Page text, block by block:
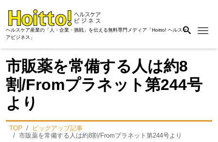
ヘルスケア産業の「人・企業・挑戦」を伝える無料専門メディア「Hoitto! ヘルスケ
アビジネス」
市販薬を常備する人は約8
割/Fromプラネット第244号
より
TOP
ピックアップ記事
市販薬を常備する人は約8割/Fromプラネット第244号より